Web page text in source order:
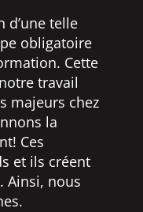
d’une telle
obligatoire
Cette
travail
majeurs chez
la
Ces
et ils créent
Ainsi, nous